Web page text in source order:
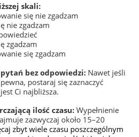
skali:
się nie zgadzam
nie zgadzam
zgadzam
się zgadzam
bez odpowiedzi: Nawet jeśli
postaraj się zaznaczyć
Ci najbliższa.
ilość czasu: Wypełnienie
zazwyczaj około 15–20
zbyt wiele czasu poszczególnym